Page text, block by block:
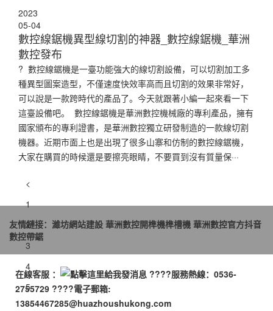
2023
05-04
數控線鋸機異型線切割的神器_數控線鋸機_華洲
數控發布
? 數控線鋸機是一臺功能強大的線切割設備，可以切割加工多
種異型圖案造型，不僅速度快效率高而且切割的效果非常好，
可以說是一款跨時代的產品了。今天就跟著小編一起來看一下
這臺設備吧。 數控線鋸機是華洲數控機械廠的專利產品，擁有
國家頒布的專利證書，是華洲數控獨立研發制造的一款線切割
機器。近期市面上也是出現了很多山寨和仿制的數控線鋸機，
大家在購買的時候還是要擦亮眼睛，不要買到沒有質量保···
<
1
2
3
4
5
···
友情鏈接： 濰坊網站建設 華洲數控開榫機榫槽機 華洲數控官方抖音
數控帶鋸
在線客服 ：
????服務熱線：0536-
2755729 ????電子郵箱:
13854467285@huazhoushukong.com